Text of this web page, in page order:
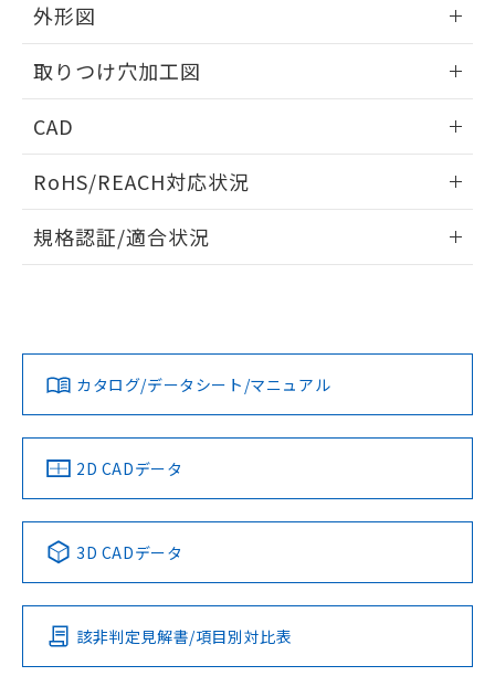
外形図
取りつけ穴加工図
CAD
ドすることができます。
ログイン/会員登録
ダウンロードデータをご利用いただく前に、以下を必ずお読
みください。
ソフトウェアの使用条件
RoHS/REACH対応状況
EU RoHS 注意事項・凡例
対応済み
中国 RoHS 注意事項・凡例
Pb Hg Cd Cr(VI)
O
規格認証/適合状況
LR型式承認
（イギリス
船舶規格）
DNV型式承認
（ノルウェー
BV型式承認
（フランス
KR型式
（韓国
No No No No
この製品の規格認証/適合状況ページへ
その他の認証はこちらのページからご検索ください
カタログ/データシート/マニュアル
2D CADデータ
3D CADデータ
該非判定見解書/項目別対比表
していることから、特段のことがない限
り、2022年1月12日より割愛しておりま
す。